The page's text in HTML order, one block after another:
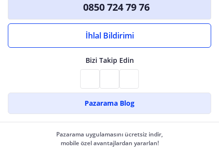
0850 724 79 76
İhlal Bildirimi
Bizi Takip Edin
Pazarama Blog
Pazarama uygulamasını ücretsiz indir,
mobile özel avantajlardan yararlan!